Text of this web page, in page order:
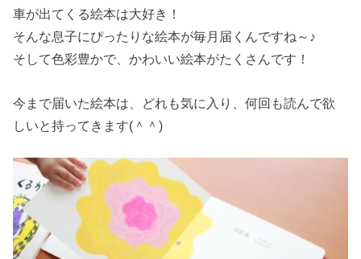
車が出てくる絵本は大好き！
そんな息子にぴったりな絵本が毎月届くんですね～♪
そして色彩豊かで、かわいい絵本がたくさんです！
今まで届いた絵本は、どれも気に入り、何回も読んで欲
しいと持ってきます(＾＾)